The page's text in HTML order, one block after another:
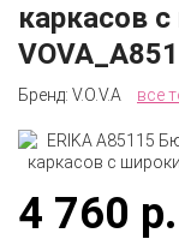
каркасов
Бренд: V.O.V.A все
4 760 р.